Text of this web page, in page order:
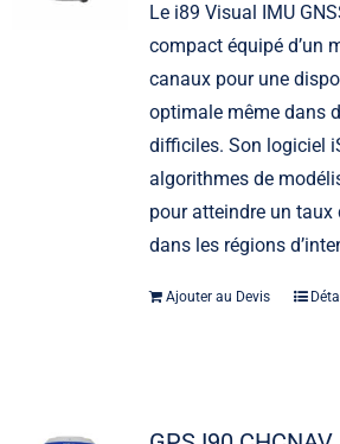
Le i89 Visual IMU
compact équipé d’un
canaux pour une
optimale même dans
difficiles. Son logiciel
algorithmes de
pour atteindre un taux
dans les régions
Ajouter au Devis